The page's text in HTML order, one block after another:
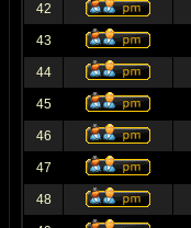
42
43
44
45
46
47
48